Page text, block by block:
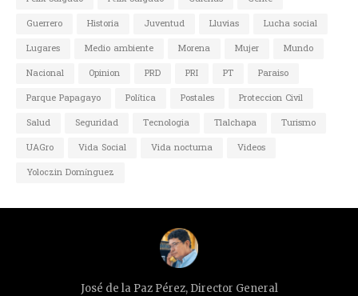
Guerrero
Historia Juventud Lluvias
Lucha social
Lugares
Medio ambiente Morena Mujer
Mundo
Nacional
Opinion PRD PRI PT
Paraiso
Parque Papagayo
Política Postales
Proteccion Civil
Salud
Seguridad Tecnologia Tlalchapa
Turismo
UAGro
Vida Social Vida nocturna
Videos
Yoloczin Domínguez
José de la Paz Pérez, Director General